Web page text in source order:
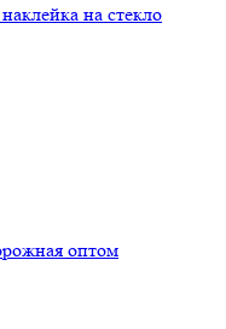
на стекло
оптом